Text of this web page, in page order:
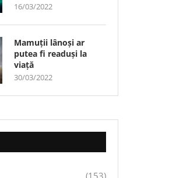
16/03/2022
Mamuții lânoși ar
putea fi readuși la
viață
30/03/2022
(153)